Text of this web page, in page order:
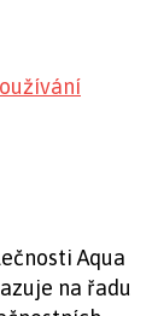
Aqua
na řadu